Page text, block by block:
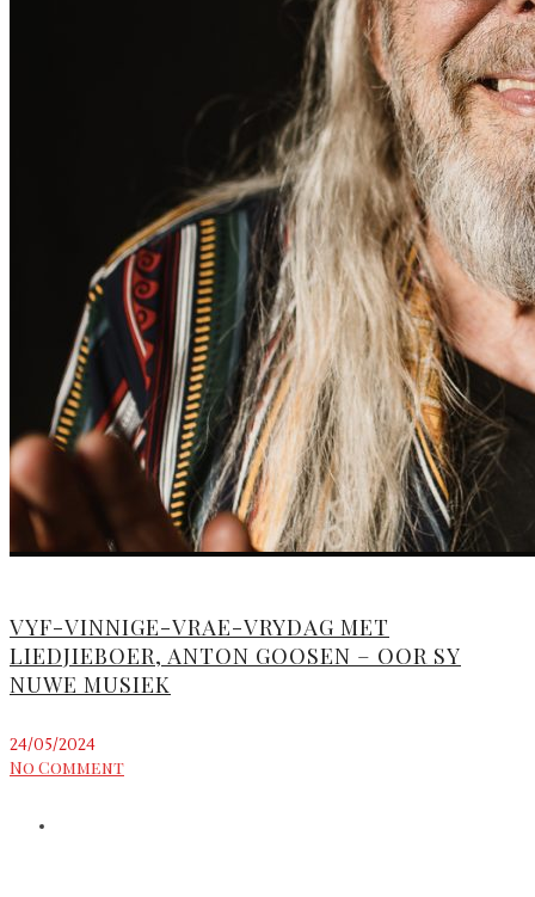
VYF-VINNIGE-VRAE-VRYDAG MET
LIEDJIEBOER, ANTON GOOSEN – OOR SY
NUWE MUSIEK
24/05/2024
No Comment